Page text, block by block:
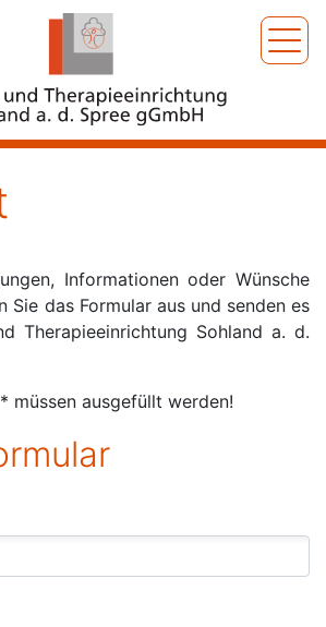
Informationen oder Wünsche
Sie das Formular aus und senden es
Therapieeinrichtung Sohland a. d.
müssen ausgefüllt werden!